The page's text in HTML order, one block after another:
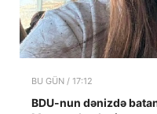
BU GÜN / 17:12
BDU-nun dənizdə